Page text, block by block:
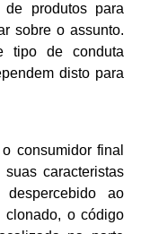
de produtos para
sobre o assunto.
tipo de conduta
disto para
consumidor final
caracteristas
ao
clonado, o código